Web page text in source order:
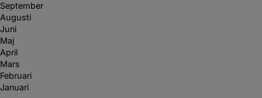
September
Augusti
Juni
Maj
April
Mars
Februari
Januari